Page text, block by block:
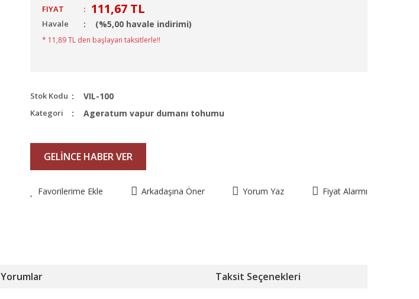
FIYAT : 111,67 TL
Havale (%5,00 havale indirimi)
* 11,89 TL den başlayan taksitlerle!!
Stok Kodu VIL-100
Kategori Ageratum vapur dumanı tohumu
GELİNCE HABER VER
Favorilerime Ekle Arkadaşına Öner Yorum Yaz Fiyat Alarmı
Yorumlar Taksit Seçenekleri